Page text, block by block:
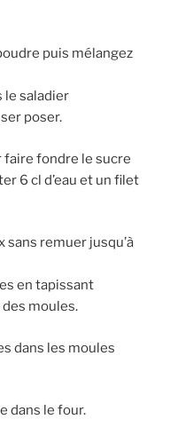
puis mélangez
le saladier
poser.
faire fondre le sucre
6 cl d’eau et un filet
sans remuer jusqu’à
en tapissant
moules.
dans les moules
dans le four.